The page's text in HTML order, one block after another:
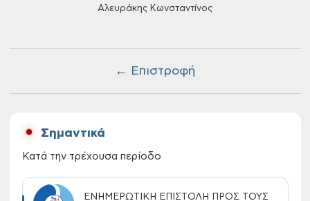
← Επιστροφή
Αλευράκης Κωνσταντίνος
Σημαντικά
Κατά την τρέχουσα περίοδο
ΕΝΗΜΕΡΩΤΙΚΗ ΕΠΙΣΤΟΛΗ ΠΡΟΣ ΤΟΥΣ